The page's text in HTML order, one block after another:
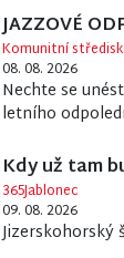
JAZZOVÉ
Komunitní
08. 08. 2026
Nechte se
letního
Kdy už tam
365Jablonec
09. 08. 2026
Jizerskohorský